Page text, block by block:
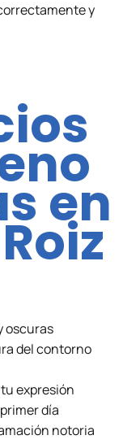
y
en
oscuras
del contorno
expresión
día
notoria